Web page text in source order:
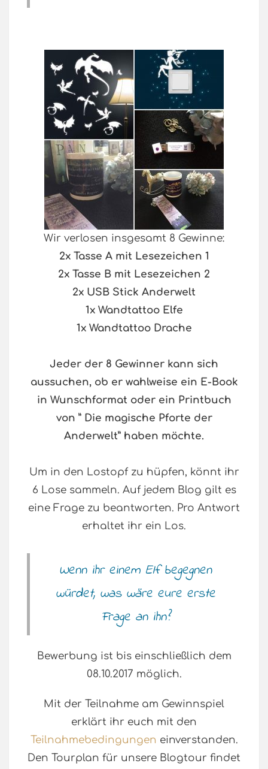
Wir verlosen insgesamt 8 Gewinne:
2x Tasse A mit Lesezeichen 1
2x Tasse B mit Lesezeichen 2
2x USB Stick Anderwelt
1x Wandtattoo Elfe
1x Wandtattoo Drache
Jeder der 8 Gewinner kann sich
aussuchen, ob er wahlweise ein E-Book
in Wunschformat oder ein Printbuch
von ” Die magische Pforte der
Anderwelt” haben möchte.
Um in den Lostopf zu hüpfen, könnt ihr
6 Lose sammeln. Auf jedem Blog gilt es
eine Frage zu beantworten. Pro Antwort
erhaltet ihr ein Los.
Wenn ihr einem Elf begegnen
würdet, was wäre eure erste
Frage an ihn?
Bewerbung ist bis einschließlich dem
08.10.2017 möglich.
Mit der Teilnahme am Gewinnspiel
erklärt ihr euch mit den
Teilnahmebedingungen einverstanden.
Den Tourplan für unsere Blogtour findet